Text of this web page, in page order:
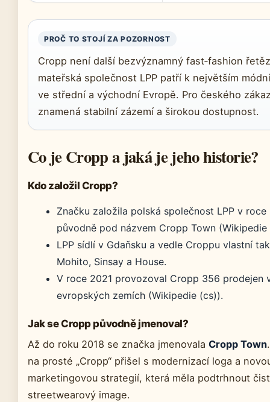
PROČ TO STOJÍ ZA POZORNOST
Cropp není další bezvýznamný fast‑fashion
mateřská společnost LPP patří k největším
ve střední a východní Evropě. Pro českého
znamená stabilní zázemí a širokou dostupnost.
Co je Cropp a jaká je jeho historie?
Kdo založil Cropp?
Značku založila polská společnost LPP v roce
původně pod názvem Cropp Town (Wikipedie
LPP sídlí v Gdaňsku a vedle Croppu vlastní
Mohito, Sinsay a House.
V roce 2021 provozoval Cropp 356 prodejen
evropských zemích (Wikipedie (cs)).
Jak se Cropp původně jmenoval?
Až do roku 2018 se značka jmenovala Cropp Town
na prosté „Cropp“ přišel s modernizací loga a
marketingovou strategií, která měla podtrhnout
streetwearový image.